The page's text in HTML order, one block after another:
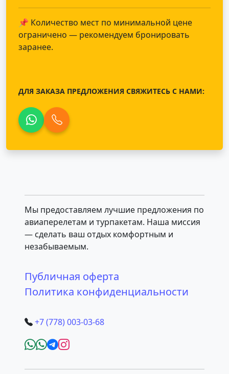
📌 Количество мест по минимальной цене
ограничено — рекомендуем бронировать
заранее.
ДЛЯ ЗАКАЗА ПРЕДЛОЖЕНИЯ СВЯЖИТЕСЬ С НАМИ:
Мы предоставляем лучшие предложения по
авиаперелетам и турпакетам. Наша миссия
— сделать ваш отдых комфортным и
незабываемым.
Публичная оферта
Политика конфиденциальности
+7 (778) 003-03-68